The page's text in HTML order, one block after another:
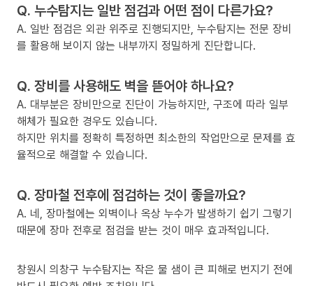
Q. 누수탐지는 일반 점검과 어떤 점이 다른가요?
A. 일반 점검은 외관 위주로 진행되지만, 누수탐지는 전문 장비
를 활용해 보이지 않는 내부까지 정밀하게 진단합니다.
Q. 장비를 사용해도 벽을 뜯어야 하나요?
A. 대부분은 장비만으로 진단이 가능하지만, 구조에 따라 일부
해체가 필요한 경우도 있습니다.
하지만 위치를 정확히 특정하면 최소한의 작업만으로 문제를 효
율적으로 해결할 수 있습니다.
Q. 장마철 전후에 점검하는 것이 좋을까요?
A. 네, 장마철에는 외벽이나 옥상 누수가 발생하기 쉽기 그렇기
때문에 장마 전후로 점검을 받는 것이 매우 효과적입니다.
창원시 의창구 누수탐지는 작은 물 샘이 큰 피해로 번지기 전에